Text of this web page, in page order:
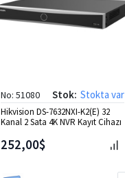
No: 51080 Stok: Stokta var
Hikvision DS-7632NXI-K2(E) 32
Kanal 2 Sata 4K NVR Kayıt Cihazı
252,00$